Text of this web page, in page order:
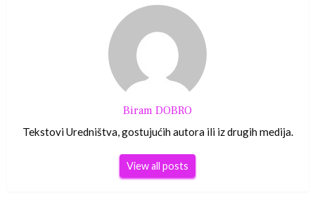
Biram DOBRO
Tekstovi Uredništva, gostujućih autora ili iz drugih medija.
View all posts